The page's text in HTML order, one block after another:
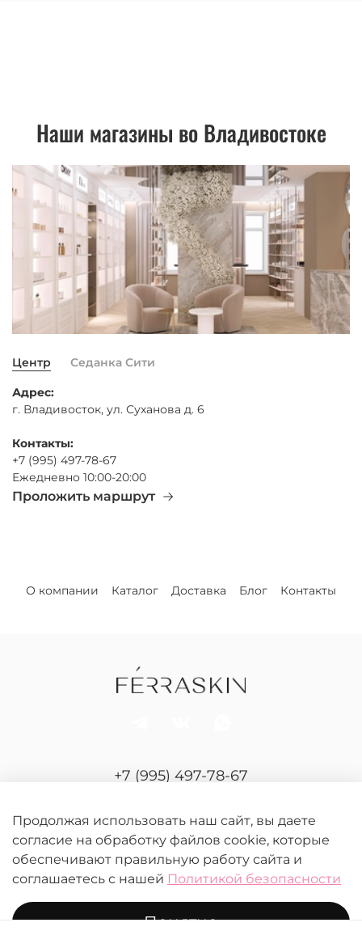
Наши магазины во Владивостоке
Центр Седанка Сити
Адрес:
г. Владивосток, ул. Суханова д. 6
Контакты:
+7 (995) 497-78-67
Ежедневно 10:00-20:00
Проложить маршрут
О компании Каталог Доставка Блог Контакты
+7 (995) 497-78-67
© 2026 FERRASKIN.
Продолжая использовать наш сайт, вы даете
согласие на обработку файлов cookie, которые
обеспечивают правильную работу сайта и
соглашаетесь с нашей Политикой безопасности
Понятно